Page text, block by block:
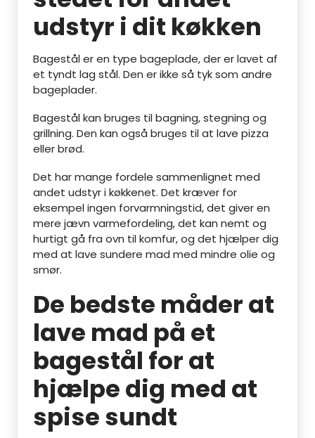
udstyr i dit køkken
Bagestål er en type bageplade, der er lavet af
et tyndt lag stål. Den er ikke så tyk som andre
bageplader.
Bagestål kan bruges til bagning, stegning og
grillning. Den kan også bruges til at lave pizza
eller brød.
Det har mange fordele sammenlignet med
andet udstyr i køkkenet. Det kræver for
eksempel ingen forvarmningstid, det giver en
mere jævn varmefordeling, det kan nemt og
hurtigt gå fra ovn til komfur, og det hjælper dig
med at lave sundere mad med mindre olie og
smør.
De bedste måder at
lave mad på et
bagestål for at
hjælpe dig med at
spise sundt